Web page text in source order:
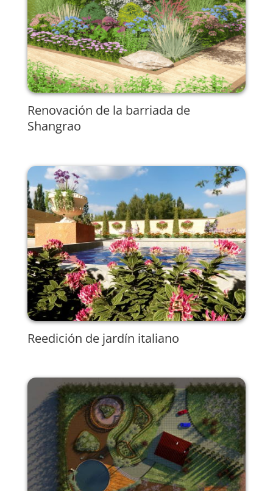
Renovación de la barriada de
Shangrao
Reedición de jardín italiano